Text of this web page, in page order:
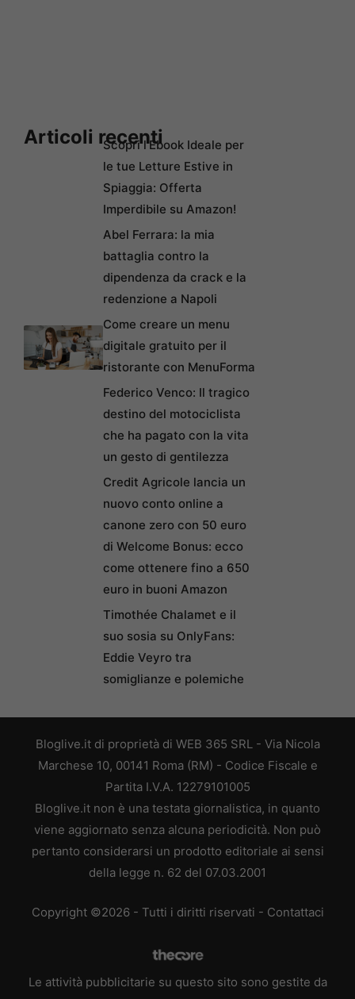
Articoli recentiScopri l’Ebook Ideale per
le tue Letture Estive in
Spiaggia: Offerta
Imperdibile su Amazon!
Abel Ferrara: la mia
battaglia contro la
dipendenza da crack e la
redenzione a Napoli
Come creare un menu
digitale gratuito per il
ristorante con MenuForma
Federico Venco: Il tragico
destino del motociclista
che ha pagato con la vita
un gesto di gentilezza
Credit Agricole lancia un
nuovo conto online a
canone zero con 50 euro
di Welcome Bonus: ecco
come ottenere fino a 650
euro in buoni Amazon
Timothée Chalamet e il
suo sosia su OnlyFans:
Eddie Veyro tra
somiglianze e polemiche
Bloglive.it di proprietà di WEB 365 SRL - Via Nicola
Marchese 10, 00141 Roma (RM) - Codice Fiscale e
Partita I.V.A. 12279101005
Bloglive.it non è una testata giornalistica, in quanto
viene aggiornato senza alcuna periodicità. Non può
pertanto considerarsi un prodotto editoriale ai sensi
della legge n. 62 del 07.03.2001
Copyright ©2026 - Tutti i diritti riservati - Contattaci
Le attività pubblicitarie su questo sito sono gestite da